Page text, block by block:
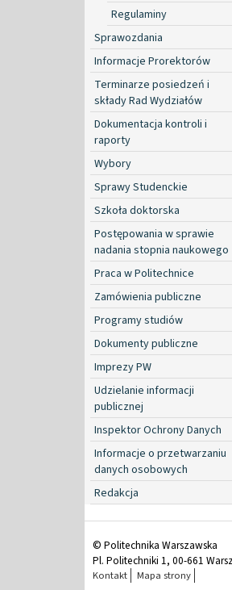
Regulaminy
Sprawozdania
Informacje Prorektorów
Terminarze posiedzeń i
składy Rad Wydziałów
Dokumentacja kontroli i
raporty
Wybory
Sprawy Studenckie
Szkoła doktorska
Postępowania w sprawie
nadania stopnia naukowego
Praca w Politechnice
Zamówienia publiczne
Programy studiów
Dokumenty publiczne
Imprezy PW
Udzielanie informacji
publicznej
Inspektor Ochrony Danych
Informacje o przetwarzaniu
danych osobowych
Redakcja
© Politechnika Warszawska
Pl. Politechniki 1, 00-661
Kontakt Mapa strony